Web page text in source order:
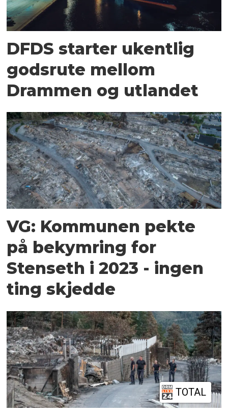
DFDS starter ukentlig
godsrute mellom
Drammen og utlandet
VG: Kommunen pekte
på bekymring for
Stenseth i 2023 - ingen
ting skjedde
TOTAL